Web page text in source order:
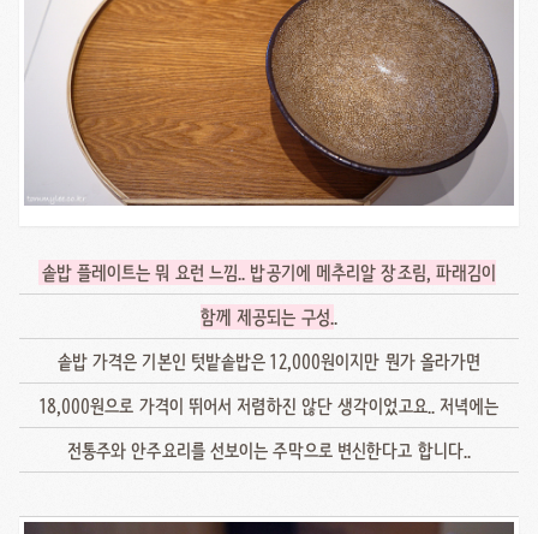
솥밥 플레이트는 뭐 요런 느낌.. 밥공기에 메추리알 장조림, 파래김이
함께 제공되는 구성..
솥밥 가격은 기본인 텃밭솥밥은 12,000원이지만 뭔가 올라가면
18,000원으로 가격이 뛰어서 저렴하진 않단 생각이었고요.. 저녁에는
전통주와 안주요리를 선보이는 주막으로 변신한다고 합니다..